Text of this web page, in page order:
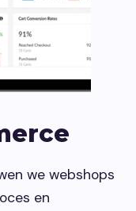
we webshops
en